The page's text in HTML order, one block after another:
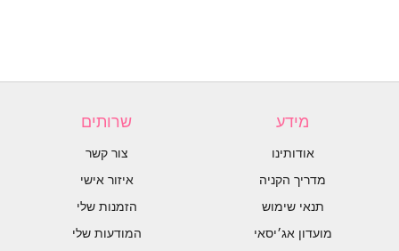
מידע
אודותינו
מדריך הקניה
תנאי שימוש
מועדון אג׳יסאי
שרותים
צור קשר
איזור אישי
הזמנות שלי
המודעות שלי